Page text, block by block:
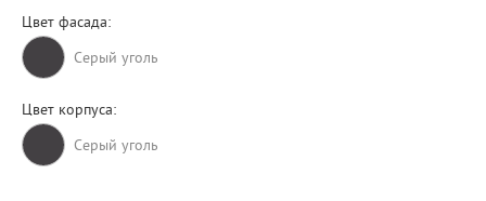
Цвет фасада:
Серый уголь
Цвет корпуса:
Серый уголь